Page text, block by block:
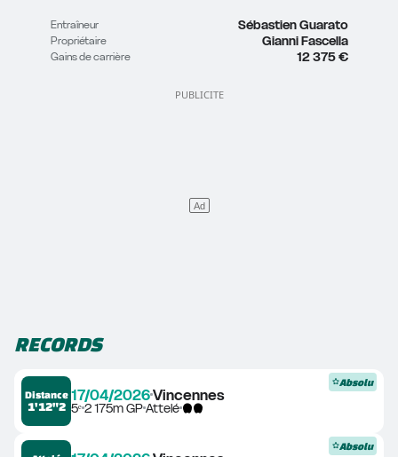
Entraîneur Sébastien Guarato
Propriétaire Gianni Fascella
Gains de carrière 12 375 €
RECORDS
Distance
1'12"2
17/04/2026Vincennes
5ᵉ2 175m GPAttelé
Absolu
Absolu